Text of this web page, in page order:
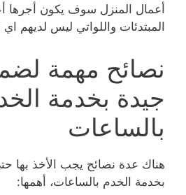
أعمال المنزل سوف يكون أجرها
المبتدئات واللواتي ليس لديهم
نصائح مهمة
جيدة بخدمة
بالساعات
هناك عدة نصائح يجب الأخذ بها
بخدمة الخدم بالساعات، أهمها: